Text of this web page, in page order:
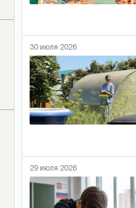
30 июля 2026
29 июля 2026